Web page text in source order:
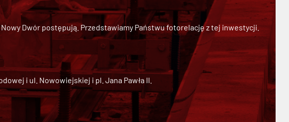
Dwórpostępują. Przedstawiamy Państwu fotorelację z tej inwestycji.
i ul. Nowowiejskiej i pl. Jana Pawła II.